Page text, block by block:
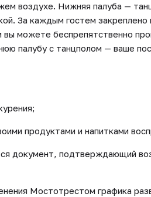
воздухе. Нижняя палуба —
За каждым гостем закреплено
можете беспрепятственно
палубу с танцполом — ваше
продуктами и напитками
документ, подтверждающий
Мостотрестом графика